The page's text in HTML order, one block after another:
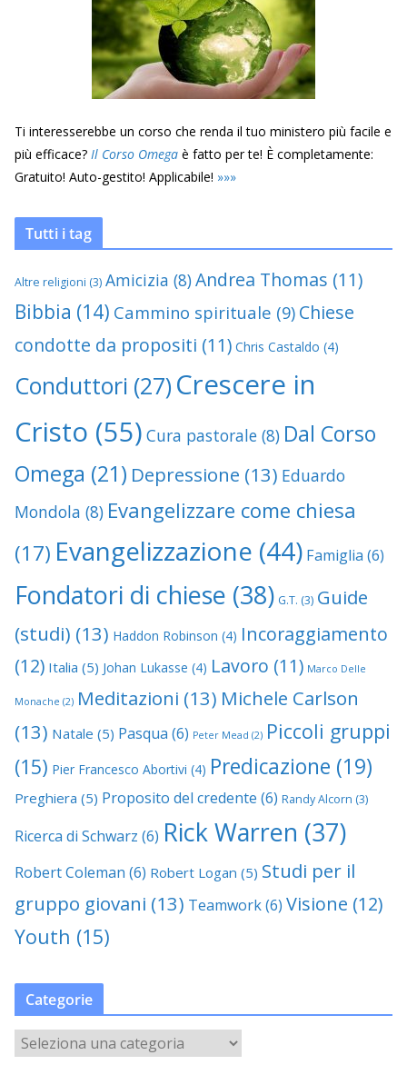
Ti interesserebbe un corso che renda il tuo ministero più facile e
più efficace? Il Corso Omega è fatto per te! È completamente:
Gratuito! Auto-gestito! Applicabile! »»»
Tutti i tag
Altre religioni (3) Amicizia (8)Andrea Thomas (11)
Bibbia (14) Cammino spirituale (9) Chiese
condotte da propositi (11) Chris Castaldo (4)
Conduttori (27) Crescere in
Cristo (55) Cura pastorale (8) Dal Corso
Omega (21) Depressione (13) Eduardo
Mondola (8) Evangelizzare come chiesa
(17) Evangelizzazione (44) Famiglia (6)
Fondatori di chiese (38) G.T. (3) Guide
(studi) (13) Haddon Robinson (4) Incoraggiamento
(12) Italia (5) Johan Lukasse (4) Lavoro (11) Marco Delle
Monache (2) Meditazioni (13) Michele Carlson
(13) Natale (5) Pasqua (6) Peter Mead (2) Piccoli gruppi
(15) Pier Francesco Abortivi (4) Predicazione (19)
Preghiera (5) Proposito del credente (6) Randy Alcorn (3)
Ricerca di Schwarz (6) Rick Warren (37)
Robert Coleman (6) Robert Logan (5) Studi per il
gruppo giovani (13) Teamwork(6) Visione (12)
Youth (15)
Categorie